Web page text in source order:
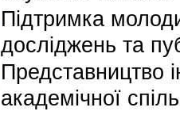
Підтримка
досліджень та
Представництво
академічної